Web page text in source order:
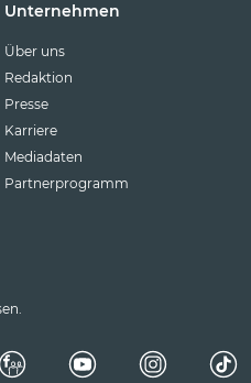
Unternehmen
Über uns
Redaktion
Presse
Karriere
Mediadaten
Partnerprogramm